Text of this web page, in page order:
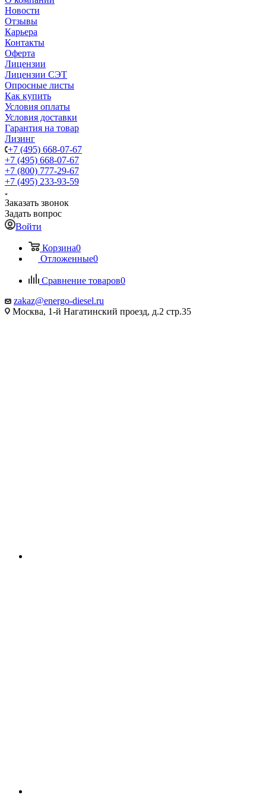
Новости
Отзывы
Карьера
Контакты
Оферта
Лицензии
Лицензии СЭТ
Опросные листы
Как купить
Условия оплаты
Условия доставки
Гарантия на товар
Лизинг
+7 (495) 668-07-67
+7 (495) 668-07-67
+7 (800) 777-29-67
+7 (495) 233-93-59
Заказать звонок
Задать вопрос
Войти
Корзина0
Отложенные0
Сравнение товаров0
zakaz@energo-diesel.ru
Москва, 1-й Нагатинский проезд, д.2 стр.35